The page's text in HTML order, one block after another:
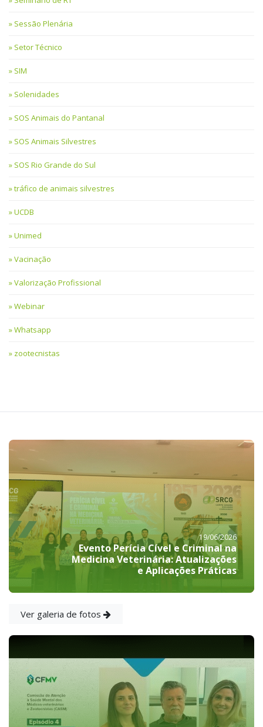
Sessão Plenária
Setor Técnico
SIM
Solenidades
SOS Animais do Pantanal
SOS Animais Silvestres
SOS Rio Grande do Sul
tráfico de animais silvestres
UCDB
Unimed
Vacinação
Valorização Profissional
Webinar
Whatsapp
zootecnistas
19/06/2026
Evento Perícia Cível e Criminal na
Medicina Veterinária: Atualizações
e Aplicações Práticas
Ver galeria de fotos